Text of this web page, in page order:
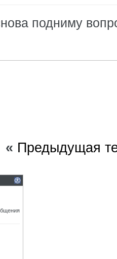
подниму
« Предыдущая